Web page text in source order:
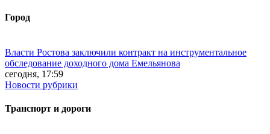
Город
Власти Ростова заключили контракт на инструментальное
обследование доходного дома Емельянова
сегодня, 17:59
Новости рубрики
Транспорт и дороги